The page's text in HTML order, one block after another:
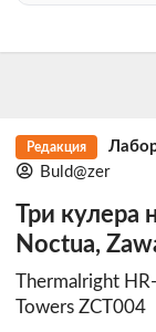
Редакция
Buld@zer
Три
Noctua,
Thermalright
Towers ZCT004